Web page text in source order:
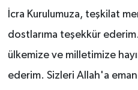
İcra Kurulumuza, teşkilat
dostlarıma teşekkür
ülkemize ve milletimize
ederim. Sizleri Allah'a